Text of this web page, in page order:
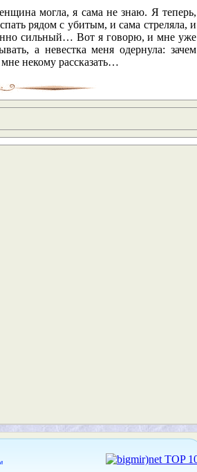
могла, я сама не знаю. Я теперь,
рядом с убитым, и сама стреляла, и
сильный… Вот я говорю, и мне уже
а невестка меня одернула: зачем
некому рассказать…